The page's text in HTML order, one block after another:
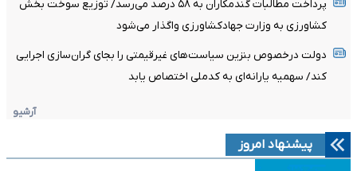
پرداخت مطالبات گندمکاران به ۵۸ درصد می‌رسد/ توزیع سوخت بخش
کشاورزی به وزارت جهادکشاورزی واگذار می‌شود
دولت درخصوص بنزین سیاست‌های غیرقیمتی را بجای گران‌سازی اجرایی
کند/ سهمیه یارانه‌ای به کدملی اختصاص یابد
آرشیو
پیشنهاد امروز